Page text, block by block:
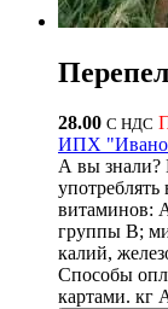
28.00 С НДС
ИПХ
А вы знали?
витаминов:
группы В;
калий,
Способы
картами. кг